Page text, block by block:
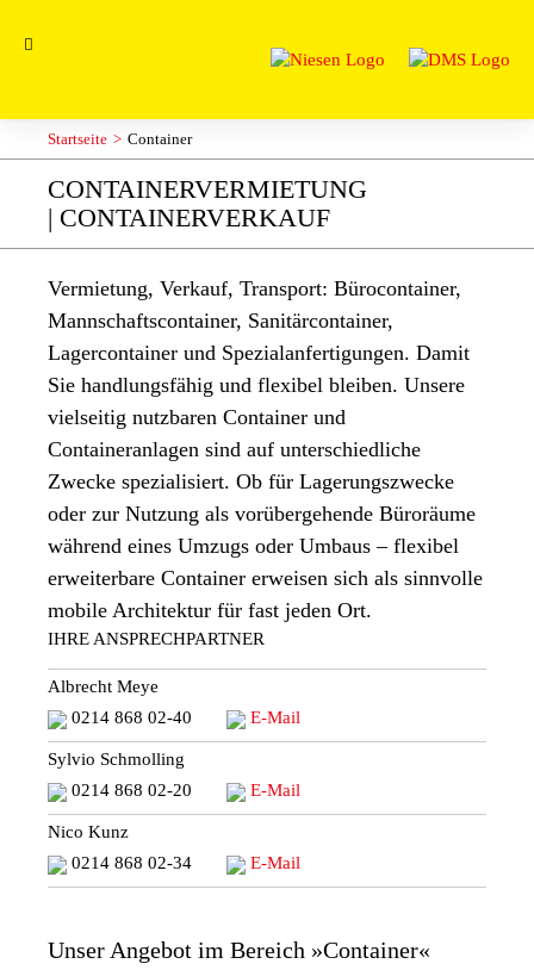
Startseite Container
CONTAINERVERMIETUNG
| CONTAINERVERKAUF
Vermietung, Verkauf, Transport: Bürocontainer,
Mannschaftscontainer, Sanitärcontainer,
Lagercontainer und Spezialanfertigungen. Damit
Sie handlungsfähig und flexibel bleiben. Unsere
vielseitig nutzbaren Container und
Containeranlagen sind auf unterschiedliche
Zwecke spezialisiert. Ob für Lagerungszwecke
oder zur Nutzung als vorübergehende Büroräume
während eines Umzugs oder Umbaus – flexibel
erweiterbare Container erweisen sich als sinnvolle
mobile Architektur für fast jeden Ort.
IHRE ANSPRECHPARTNER
Albrecht Meye
0214 868 02-40
E-Mail
Sylvio Schmolling
0214 868 02-20
E-Mail
Nico Kunz
0214 868 02-34
E-Mail
Unser Angebot im Bereich »Container«